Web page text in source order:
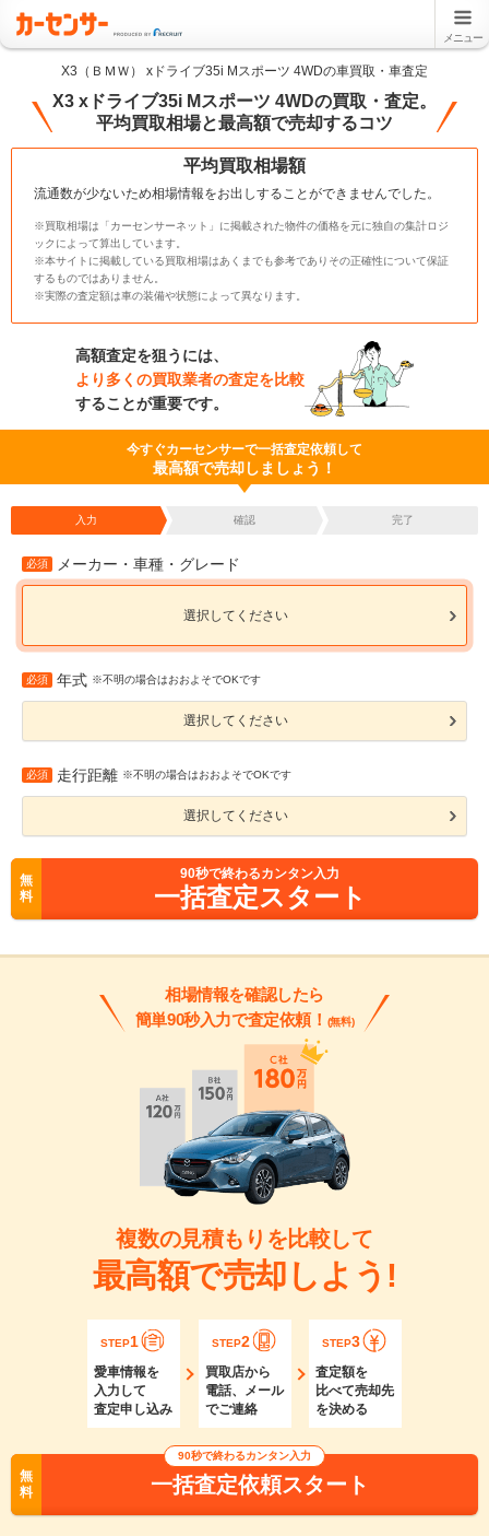
メニュー
X3（ＢＭＷ） xドライブ35i Mスポーツ 4WDの車買取・車査定
X3 xドライブ35i Mスポーツ 4WDの買取・査定。
平均買取相場と最高額で売却するコツ
平均買取相場額
流通数が少ないため相場情報をお出しすることができませんでした。
※買取相場は「カーセンサーネット」に掲載された物件の価格を元に独自の集計ロジ
ックによって算出しています。
※本サイトに掲載している買取相場はあくまでも参考でありその正確性について保証
するものではありません。
※実際の査定額は車の装備や状態によって異なります。
高額査定を狙うには、
より多くの買取業者の査定を比較
することが重要です。
今すぐカーセンサーで一括査定依頼して
最高額で売却しましょう！
入力 確認 完了
必須 メーカー・車種・グレード
選択してください
必須 年式 ※不明の場合はおおよそでOKです
選択してください
必須 走行距離 ※不明の場合はおおよそでOKです
選択してください
無
料
90秒で終わるカンタン入力
一括査定スタート
相場情報を確認したら
簡単90秒入力で査定依頼！ (無料)
複数の見積もりを比較して
最高額で売却しよう!
STEP1
愛車情報を
入力して
査定申し込み
STEP2
買取店から
電話、メール
でご連絡
STEP3
査定額を
比べて売却先
を決める
無
料
90秒で終わるカンタン入力
一括査定依頼スタート